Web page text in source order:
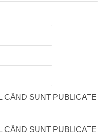
CÂND SUNT PUBLICATE
CÂND SUNT PUBLICATE